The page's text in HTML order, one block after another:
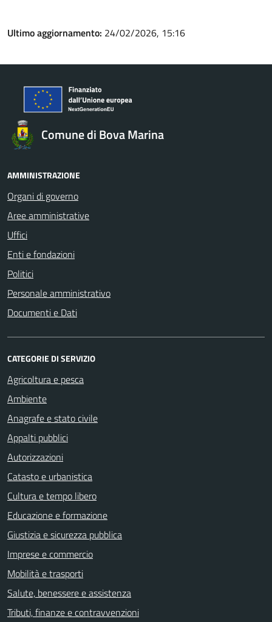
Ultimo aggiornamento: 24/02/2026, 15:16
Comune di Bova Marina
AMMINISTRAZIONE
Organi di governo
Aree amministrative
Uffici
Enti e fondazioni
Politici
Personale amministrativo
Documenti e Dati
CATEGORIE DI SERVIZIO
Agricoltura e pesca
Ambiente
Anagrafe e stato civile
Appalti pubblici
Autorizzazioni
Catasto e urbanistica
Cultura e tempo libero
Educazione e formazione
Giustizia e sicurezza pubblica
Imprese e commercio
Mobilità e trasporti
Salute, benessere e assistenza
Tributi, finanze e contravvenzioni